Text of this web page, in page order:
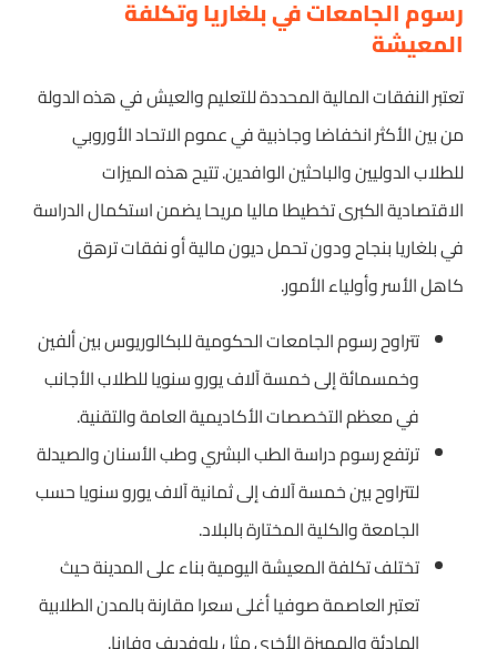
رسوم الجامعات في بلغاريا وتكلفة
المعيشة
تعتبر النفقات المالية المحددة للتعليم والعيش في هذه الدولة
من بين الأكثر انخفاضا وجاذبية في عموم الاتحاد الأوروبي
للطلاب الدوليين والباحثين الوافدين. تتيح هذه الميزات
الاقتصادية الكبرى تخطيطا ماليا مريحا يضمن استكمال الدراسة
في بلغاريا بنجاح ودون تحمل ديون مالية أو نفقات ترهق
كاهل الأسر وأولياء الأمور.
تتراوح رسوم الجامعات الحكومية للبكالوريوس بين ألفين
وخمسمائة إلى خمسة آلاف يورو سنويا للطلاب الأجانب
في معظم التخصصات الأكاديمية العامة والتقنية.
ترتفع رسوم دراسة الطب البشري وطب الأسنان والصيدلة
لتتراوح بين خمسة آلاف إلى ثمانية آلاف يورو سنويا حسب
الجامعة والكلية المختارة بالبلاد.
تختلف تكلفة المعيشة اليومية بناء على المدينة حيث
تعتبر العاصمة صوفيا أغلى سعرا مقارنة بالمدن الطلابية
الهادئة والمميزة الأخرى مثل بلوفديف وفارنا.